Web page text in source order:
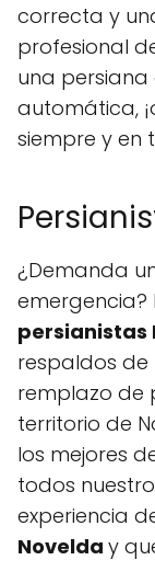
correcta y
profesional
una persiana
automática,
siempre y en
¿Demanda
emergencia?
persianistas
respaldos de
remplazo de
territorio de
los mejores
todos
experiencia
Novelda y